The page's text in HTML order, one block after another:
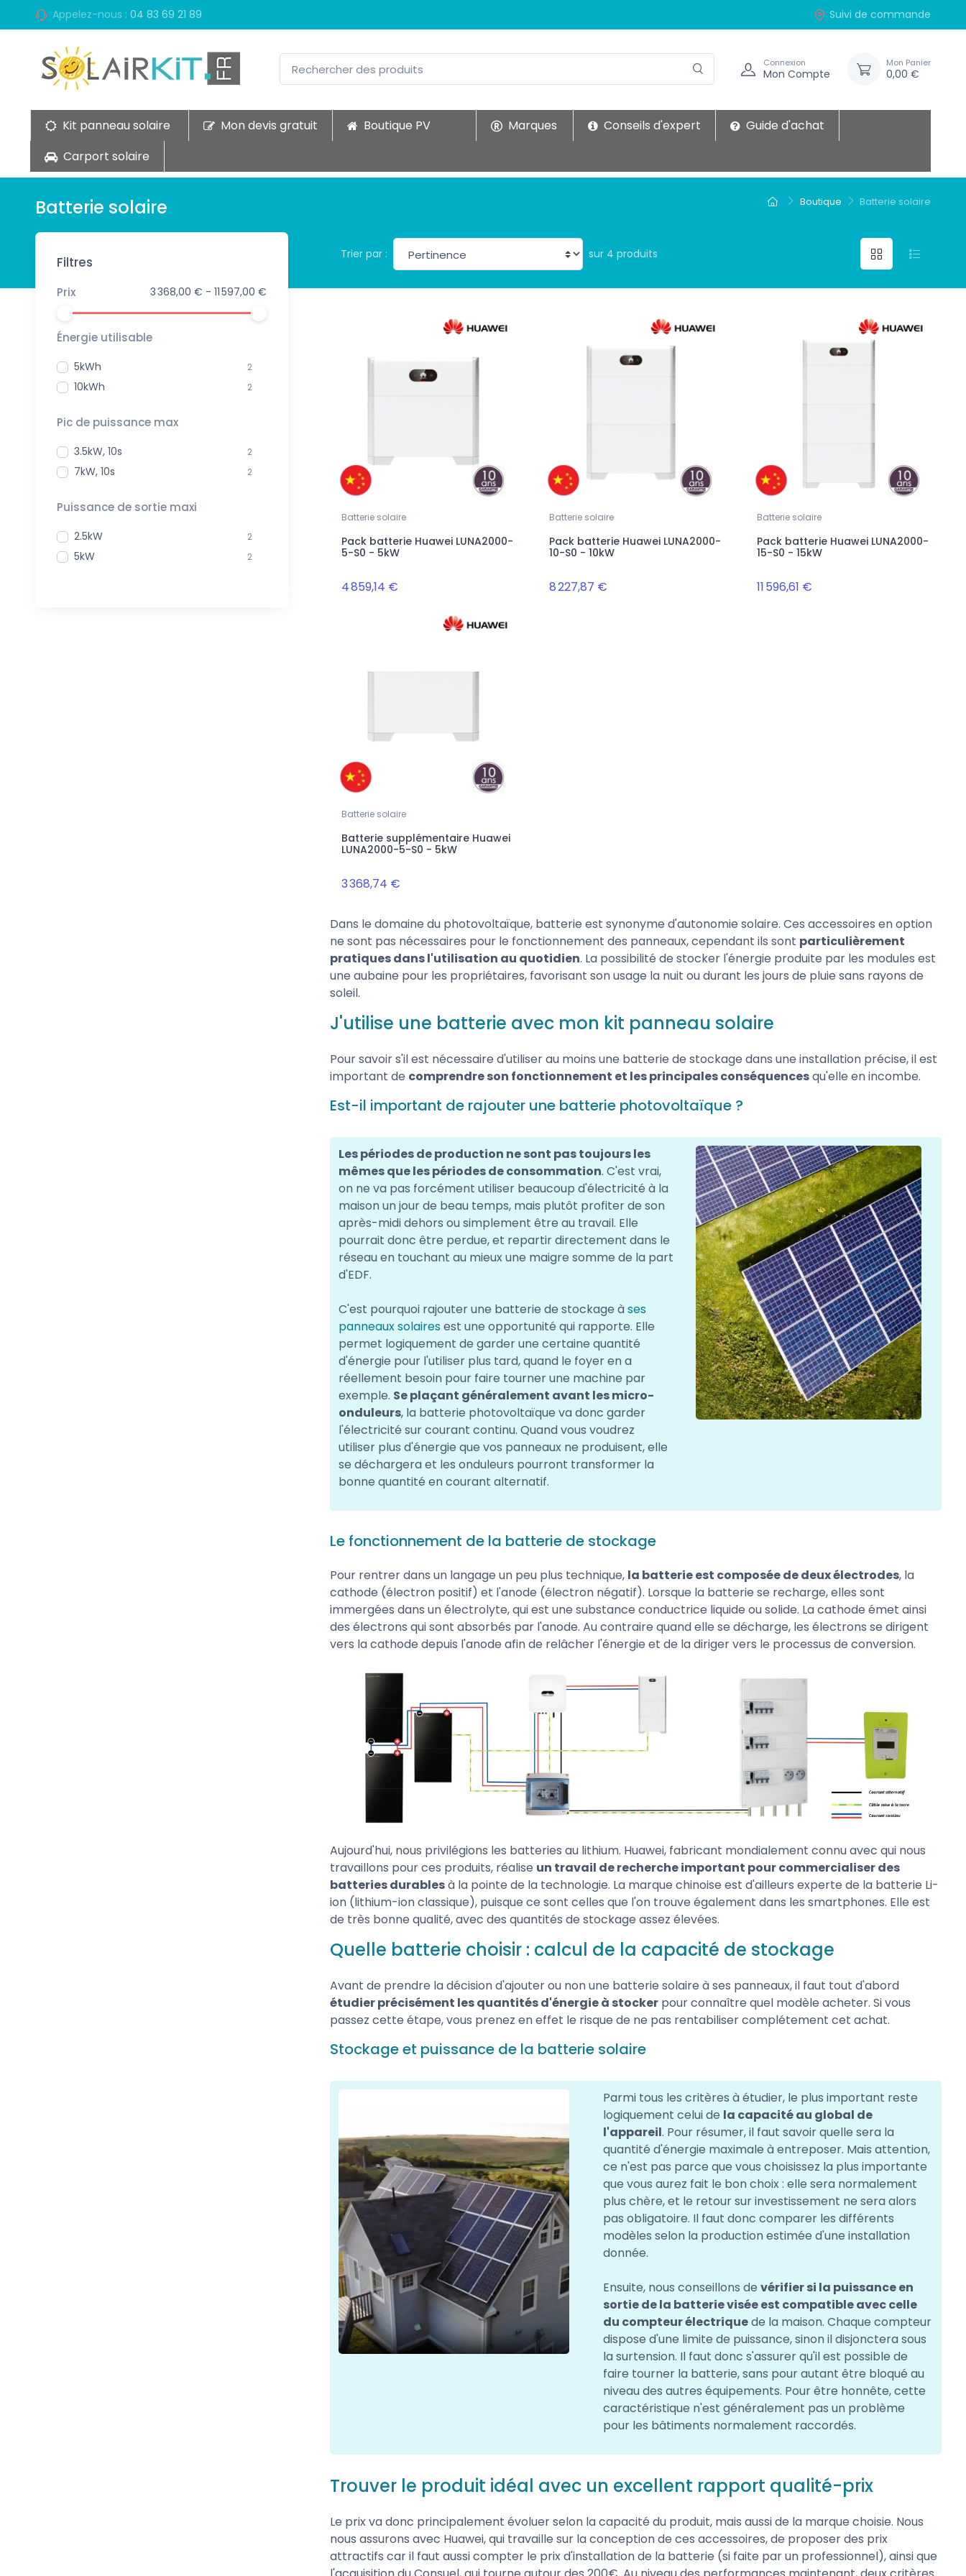
Appelez-nous : 04 83 69 21 89 Suivi de commande
Connexion
Mon Compte
Mon Panier
0,00 €
Kit panneau solaire Mon devis gratuit Boutique PV Marques Conseils d'expert
Guide d'achat
Carport solaire
Boutique Batterie solaire
Batterie solaire
Filtres
Prix 3 368,00 € - 11 597,00 €
Énergie utilisable
5kWh 2
10kWh 2
Pic de puissance max
3.5kW, 10s 2
7kW, 10s 2
Puissance de sortie maxi
2.5kW 2
5kW 2
Trier par : sur 4 produits
Dans le domaine du photovoltaïque, batterie est synonyme d'autonomie solaire. Ces accessoires en option
ne sont pas nécessaires pour le fonctionnement des panneaux, cependant ils sont particulièrement
pratiques dans l'utilisation au quotidien. La possibilité de stocker l'énergie produite par les modules est
une aubaine pour les propriétaires, favorisant son usage la nuit ou durant les jours de pluie sans rayons de
soleil.
J'utilise une batterie avec mon kit panneau solaire
Pour savoir s'il est nécessaire d'utiliser au moins une batterie de stockage dans une installation précise, il est
important de comprendre son fonctionnement et les principales conséquencesqu'elle en incombe.
Est-il important de rajouter une batterie photovoltaïque ?
Les périodes de production ne sont pas toujours les
mêmes que les périodes de consommation. C'est vrai,
on ne va pas forcément utiliser beaucoup d'électricité à la
maison un jour de beau temps, mais plutôt profiter de son
après-midi dehors ou simplement être au travail. Elle
pourrait donc être perdue, et repartir directement dans le
réseau en touchant au mieux une maigre somme de la part
d'EDF.
C'est pourquoi rajouter une batterie de stockage àses
panneaux solaires est une opportunité qui rapporte. Elle
permet logiquement de garder une certaine quantité
d'énergie pour l'utiliser plus tard, quand le foyer en a
réellement besoin pour faire tourner une machine par
exemple. Se plaçant généralement avant les micro-
onduleurs, la batterie photovoltaïque va donc garder
l'électricité sur courant continu. Quand vous voudrez
utiliser plus d'énergie que vos panneaux ne produisent, elle
se déchargera et les onduleurs pourront transformer la
bonne quantité en courant alternatif.
Le fonctionnement de la batterie de stockage
Pour rentrer dans un langage un peu plus technique, la batterie est composée de deux électrodes, la
cathode (électron positif) et l'anode (électron négatif). Lorsque la batterie se recharge, elles sont
immergées dans un électrolyte, qui est une substance conductrice liquide ou solide. La cathode émet ainsi
des électrons qui sont absorbés par l'anode. Au contraire quand elle se décharge, les électrons se dirigent
vers la cathode depuis l'anode afin de relâcher l'énergie et de la diriger vers le processus de conversion.
Aujourd'hui, nous privilégions les batteries au lithium. Huawei, fabricant mondialement connu avec qui nous
travaillons pour ces produits, réalise un travail de recherche important pour commercialiser des
batteries durablesà la pointe de la technologie. La marque chinoise est d'ailleurs experte de la batterie Li-
ion (lithium-ion classique), puisque ce sont celles que l'on trouve également dans les smartphones. Elle est
de très bonne qualité, avec des quantités de stockage assez élevées.
Quelle batterie choisir : calcul de la capacité de stockage
Avant de prendre la décision d'ajouter ou non une batterie solaire à ses panneaux, il faut tout d'abord
étudier précisément les quantités d'énergie à stocker pour connaître quel modèle acheter. Si vous
passez cette étape, vous prenez en effet le risque de ne pas rentabiliser complétement cet achat.
Stockage et puissance de la batterie solaire
Parmi tous les critères à étudier, le plus important reste
logiquement celui de la capacité au global de
l'appareil. Pour résumer, il faut savoir quelle sera la
quantité d'énergie maximale à entreposer. Mais attention,
ce n'est pas parce que vous choisissez la plus importante
que vous aurez fait le bon choix : elle sera normalement
plus chère, et le retour sur investissement ne sera alors
pas obligatoire. Il faut donc comparer les différents
modèles selon la production estimée d'une installation
donnée.
Ensuite, nous conseillons devérifier si la puissance en
sortie de la batterie visée est compatible avec celle
du compteur électriquede la maison. Chaque compteur
dispose d'une limite de puissance, sinon il disjonctera sous
la surtension. Il faut donc s'assurer qu'il est possible de
faire tourner la batterie, sans pour autant être bloqué au
niveau des autres équipements. Pour être honnête, cette
caractéristique n'est généralement pas un problème
pour les bâtiments normalement raccordés.
Trouver le produit idéal avec un excellent rapport qualité-prix
Le prix va donc principalement évoluer selon la capacité du produit, mais aussi de la marque choisie. Nous
nous assurons avec Huawei, qui travaille sur la conception de ces accessoires, de proposer des prix
attractifs car il faut aussi compter le prix d'installation de la batterie (si faite par un professionnel), ainsi que
Batterie solaire
Pack batterie Huawei LUNA2000-
5-S0 - 5kW
4 859,14 €
Batterie solaire
Pack batterie Huawei LUNA2000-
10-S0 - 10kW
8 227,87 €
Batterie solaire
Pack batterie Huawei LUNA2000-
15-S0 - 15kW
11 596,61 €
Batterie solaire
Batterie supplémentaire Huawei
LUNA2000-5-S0 - 5kW
3 368,74 €